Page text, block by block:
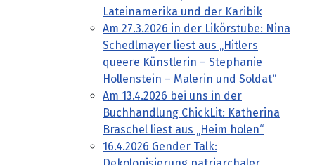
Lateinamerika und der Karibik
Am 27.3.2026 in der Likörstube: Nina
Schedlmayer liest aus „Hitlers
queere Künstlerin – Stephanie
Hollenstein – Malerin und Soldat“
Am 13.4.2026 bei uns in der
Buchhandlung ChickLit: Katherina
Braschel liest aus „Heim holen“
16.4.2026 Gender Talk: